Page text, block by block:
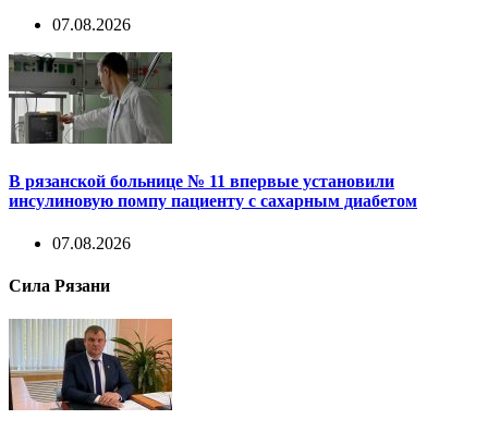
07.08.2026
В рязанской больнице № 11 впервые установили
инсулиновую помпу пациенту с сахарным диабетом
07.08.2026
Сила Рязани